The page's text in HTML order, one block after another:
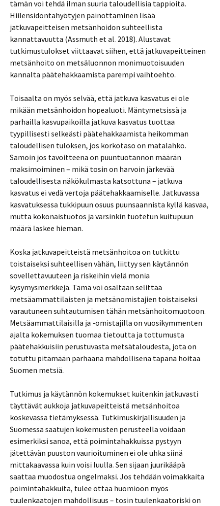
tämän voi tehdä ilman suuria taloudellisia tappioita.
Hiilensidontahyötyjen painottaminen lisää
jatkuvapeitteisen metsänhoidon suhteellista
kannattavuutta (Assmuth et al. 2018). Alustavat
tutkimustulokset viittaavat siihen, että jatkuvapeitteinen
metsänhoito on metsäluonnon monimuotoisuuden
kannalta päätehakkaamista parempi vaihtoehto.
Toisaalta on myös selvää, että jatkuva kasvatus ei ole
mikään metsänhoidon hopealuoti. Mäntymetsissä ja
parhailla kasvupaikoilla jatkuva kasvatus tuottaa
tyypillisesti selkeästi päätehakkaamista heikomman
taloudellisen tuloksen, jos korkotaso on matalahko.
Samoin jos tavoitteena on puuntuotannon määrän
maksimoiminen – mikä tosin on harvoin järkevää
taloudellisesta näkökulmasta katsottuna – jatkuva
kasvatus ei vedä vertoja päätehakkaamiselle. Jatkuvassa
kasvatuksessa tukkipuun osuus puunsaannista kyllä kasvaa,
mutta kokonaistuotos ja varsinkin tuotetun kuitupuun
määrä laskee hieman.
Koska jatkuvapeitteistä metsänhoitoa on tutkittu
toistaiseksi suhteellisen vähän, liittyy sen käytännön
sovellettavuuteen ja riskeihin vielä monia
kysymysmerkkejä. Tämä voi osaltaan selittää
metsäammattilaisten ja metsänomistajien toistaiseksi
varautuneen suhtautumisen tähän metsänhoitomuotoon.
Metsäammattilaisilla ja -omistajilla on vuosikymmenten
ajalta kokemuksen tuomaa tietoutta ja tottumusta
päätehakkuisiin perustuvasta metsätaloudesta, jota on
totuttu pitämään parhaana mahdollisena tapana hoitaa
Suomen metsiä.
Tutkimus ja käytännön kokemukset kuitenkin jatkuvasti
täyttävät aukkoja jatkuvapeitteistä metsänhoitoa
koskevassa tietämyksessä. Tutkimuskirjallisuuden ja
Suomessa saatujen kokemusten perusteella voidaan
esimerkiksi sanoa, että poimintahakkuissa pystyyn
jätettävän puuston vaurioituminen ei ole uhka siinä
mittakaavassa kuin voisi luulla. Sen sijaan juurikääpä
saattaa muodostua ongelmaksi. Jos tehdään voimakkaita
poimintahakkuita, tulee ottaa huomioon myös
tuulenkaatojen mahdollisuus – tosin tuulenkaatoriski on